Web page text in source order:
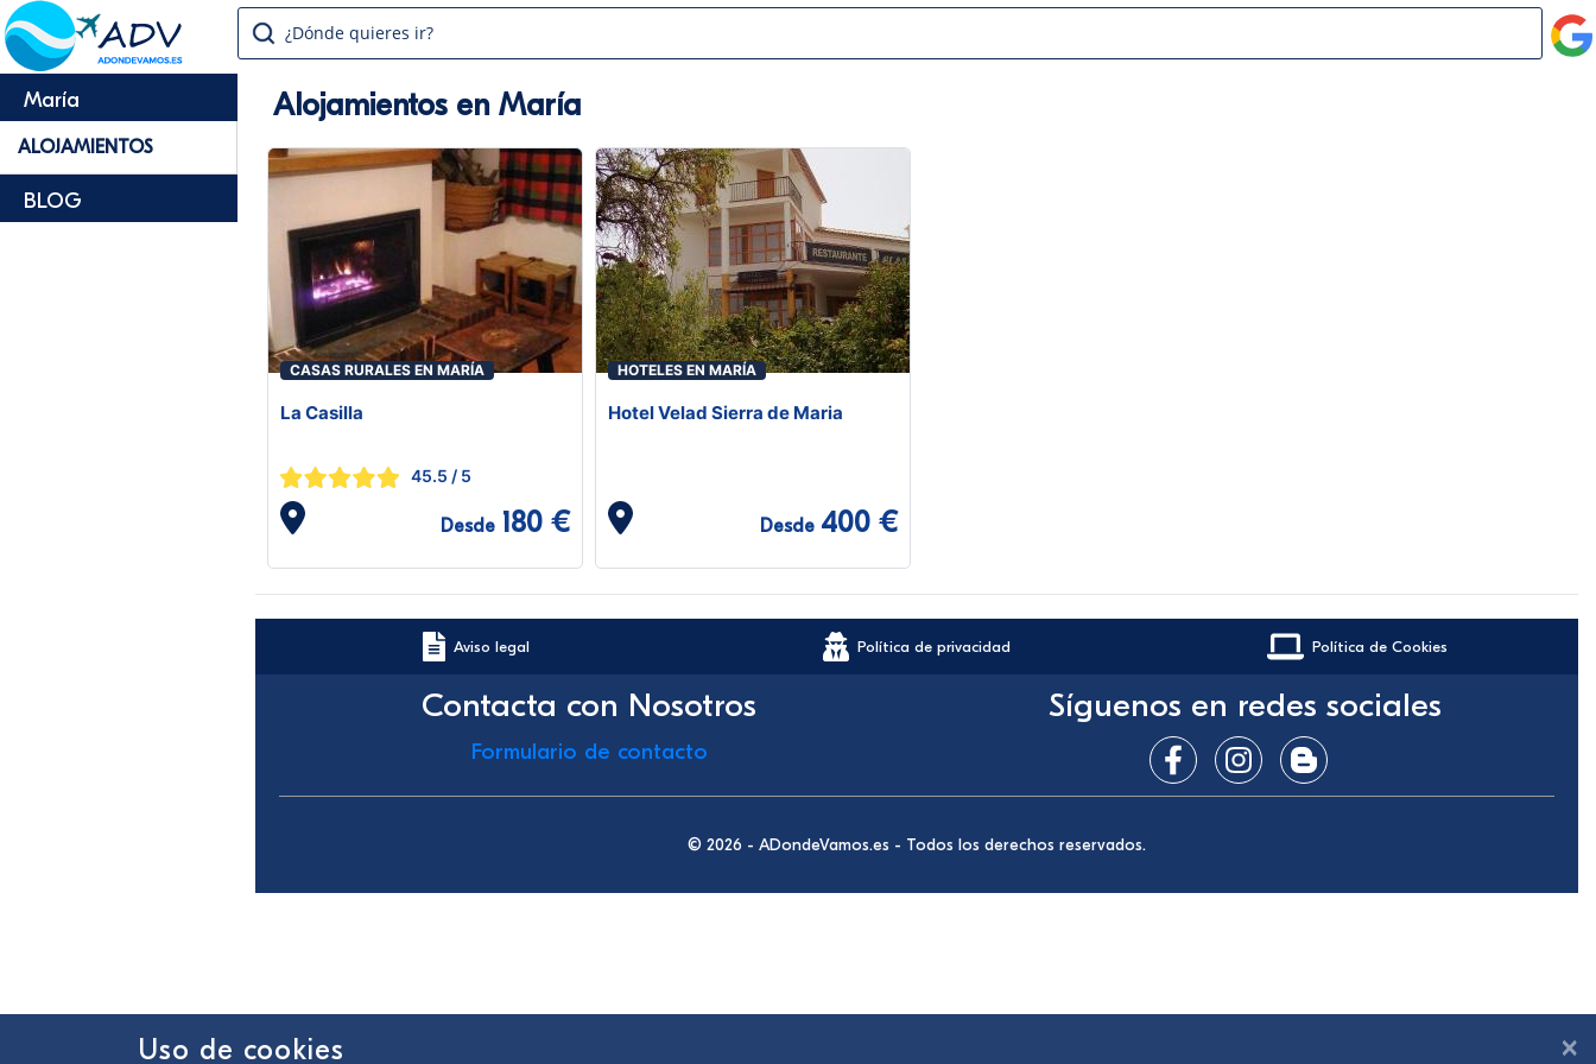
¿Dónde quieres ir?
María
ALOJAMIENTOS
BLOG
Alojamientos en María
CASAS RURALES EN MARÍA
La Casilla
45.5 / 5
Desde 180 €
HOTELES EN MARÍA
Hotel Velad Sierra de Maria
Desde 400 €
Aviso legal Política de privacidad Política de Cookies
Contacta con Nosotros
Formulario de contacto
Síguenos en redes sociales
© 2026 - ADondeVamos.es - Todos los derechos reservados.
×
Uso de cookies